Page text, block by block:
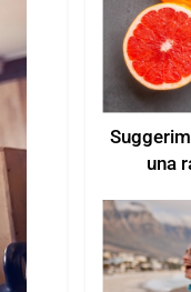
una